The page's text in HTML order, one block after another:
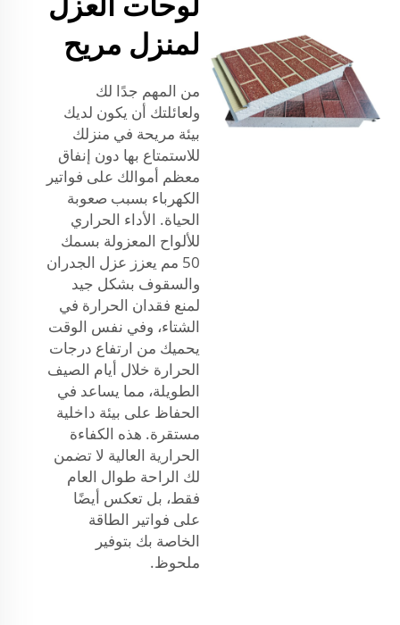
لمنزل مريح
من المهم جدًا لك
ولعائلتك أن يكون لديك
بيئة مريحة في منزلك
للاستمتاع بها دون إنفاق
معظم أموالك على فواتير
الكهرباء بسبب صعوبة
الحياة. الأداء الحراري
للألواح المعزولة بسمك
50 مم يعزز عزل الجدران
والسقوف بشكل جيد
لمنع فقدان الحرارة في
الشتاء، وفي نفس الوقت
يحميك من ارتفاع درجات
الحرارة خلال أيام الصيف
الطويلة، مما يساعد في
الحفاظ على بيئة داخلية
مستقرة. هذه الكفاءة
الحرارية العالية لا تضمن
لك الراحة طوال العام
فقط، بل تعكس أيضًا
على فواتير الطاقة
الخاصة بك بتوفير
ملحوظ.